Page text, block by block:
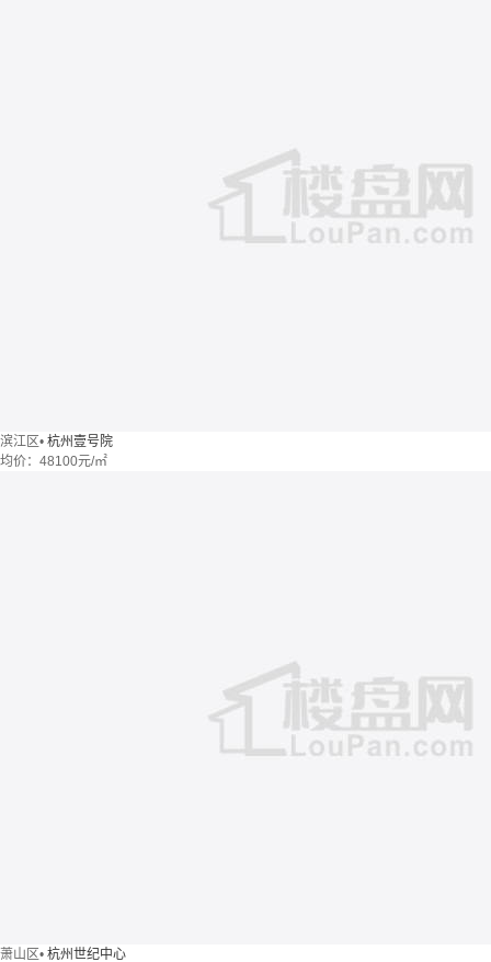
滨江区• 杭州壹号院
均价： 48100元/㎡
萧山区• 杭州世纪中心